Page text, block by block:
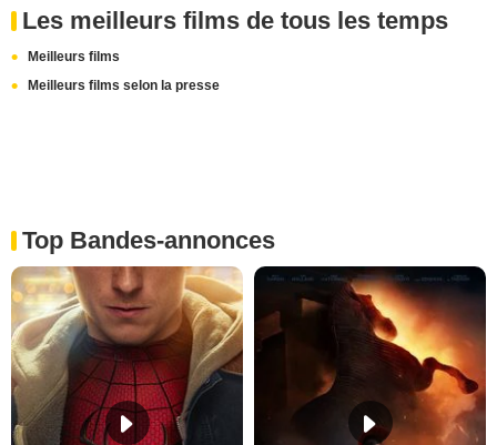
Les meilleurs films de tous les temps
Meilleurs films
Meilleurs films selon la presse
Top Bandes-annonces